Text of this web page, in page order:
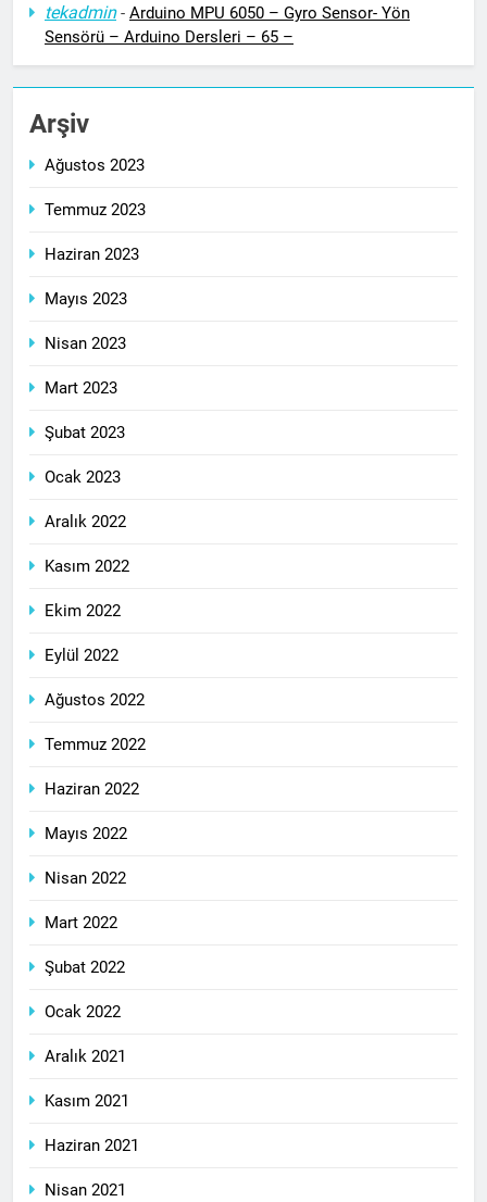
tekadmin- Arduino MPU 6050 – Gyro Sensor- Yön
Sensörü – Arduino Dersleri – 65 –
Arşiv
Ağustos 2023
Temmuz 2023
Haziran 2023
Mayıs 2023
Nisan 2023
Mart 2023
Şubat 2023
Ocak 2023
Aralık 2022
Kasım 2022
Ekim 2022
Eylül 2022
Ağustos 2022
Temmuz 2022
Haziran 2022
Mayıs 2022
Nisan 2022
Mart 2022
Şubat 2022
Ocak 2022
Aralık 2021
Kasım 2021
Haziran 2021
Nisan 2021